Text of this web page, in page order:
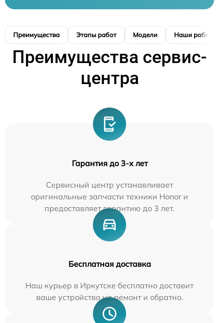
Преимущества Этапы работ Модели Наши работы
Преимущества сервис-
центра
Гарантия до 3-х лет
Сервисный центр устанавливает
оригинальные запчасти техники Honor и
предоставляет гарантию до 3 лет.
Бесплатная доставка
Наш курьер в Иркутске бесплатно доставит
ваше устройство на ремонт и обратно.